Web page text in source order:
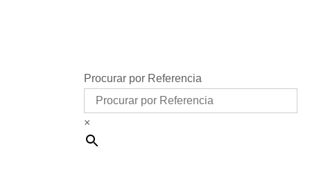
Procurar por Referencia
×